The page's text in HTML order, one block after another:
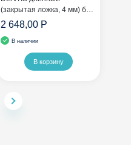
(закрытая ложка, 4 мм) без
шестигранника
2 648,00 Р
В наличии
В корзину